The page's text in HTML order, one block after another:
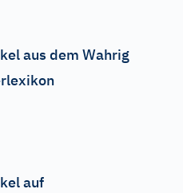
aus dem Wahrig
auf